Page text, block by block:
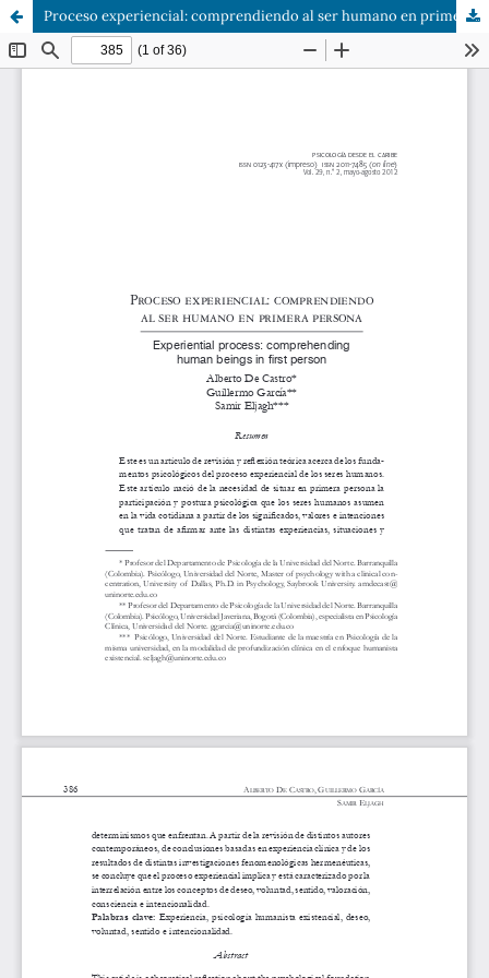
Proceso experiencial: comprendiendo al ser humano en primera persona